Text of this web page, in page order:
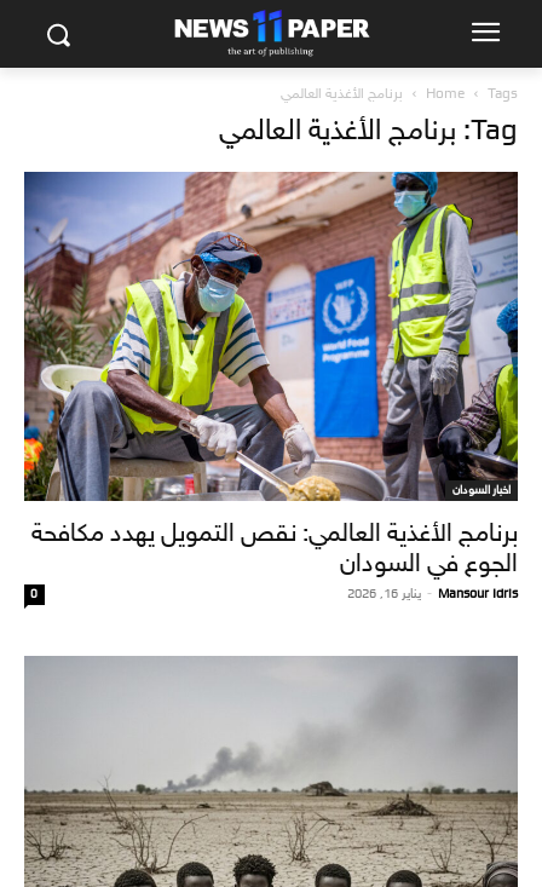
Home Tags برنامج الأغذية العالمي
Tag: برنامج الأغذية العالمي
اخبار السودان
برنامج الأغذية العالمي: نقص التمويل يهدد مكافحة
الجوع في السودان
Mansour Idris
- يناير 16, 2026 0